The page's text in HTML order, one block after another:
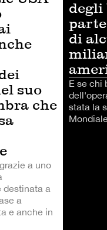
suo
che
a uno
destinata a
a
e anche in
degli
di
E se chi
stata la